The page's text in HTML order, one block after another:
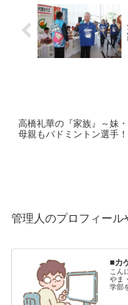
高橋礼華の『家族』～妹
母親もバドミントン選手！
管理人のプロフィール
■カ
こん
やま
学部